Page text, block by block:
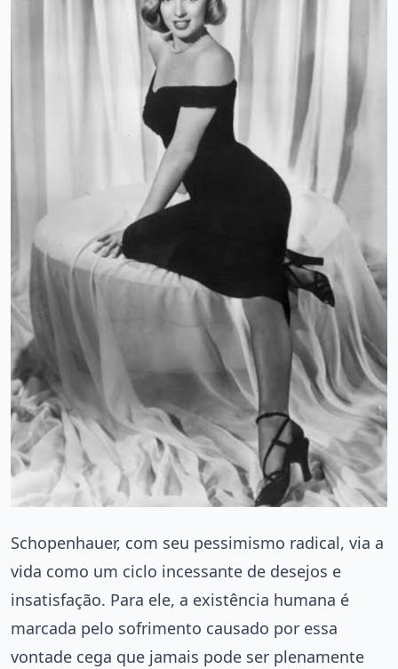
Schopenhauer, com seu pessimismo radical, via a
vida como um ciclo incessante de desejos e
insatisfação. Para ele, a existência humana é
marcada pelo sofrimento causado por essa
vontade cega que jamais pode ser plenamente